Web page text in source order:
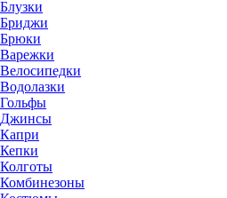
Блузки
Бриджи
Брюки
Варежки
Велосипедки
Водолазки
Гольфы
Джинсы
Капри
Кепки
Колготы
Комбинезоны